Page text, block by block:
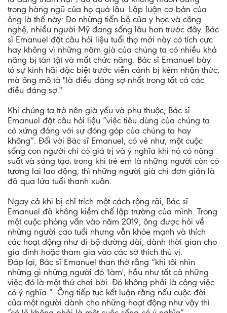
trong hàng ngũ của họ quá lâu. Lập luận cơ bản của
ông là thế này: Do những tiến bộ của y học và công
nghệ, nhiều người Mỹ đang sống lâu hơn trước đây. Bác
sĩ Emanuel đặt câu hỏi liệu tuổi thọ mới này có tích cực
hay không vì những năm già của chúng ta có nhiều khả
năng bị tàn tật và mất chức năng. Bác sĩ Emanuel bày
tỏ sự kinh hãi đặc biệt trước viễn cảnh bị kém nhận thức,
mà ông mô tả "là điều đáng sợ nhất trong tất cả các
điều đáng sợ."
Khi chúng ta trở nên già yếu và phụ thuộc, Bác sĩ
Emanuel đặt câu hỏi liệu “việc tiêu dùng của chúng ta
có xứng đáng với sự đóng góp của chúng ta hay
không”. Đối với Bác sĩ Emanuel, có vẻ như, một cuộc
sống con người chỉ có giá trị và ý nghĩa khi nó có năng
suất và sáng tạo; trong khi trẻ em là những người còn có
tương lai lao động, thì những người già chỉ đơn giản là
đã qua lứa tuổi thanh xuân.
Ngay cả khi bị chỉ trích một cách rộng rãi, Bác sĩ
Emanuel đã không kiềm chế lập trường của mình. Trong
một cuộc phỏng vấn vào năm 2019, ông được hỏi về
những người cao tuổi nhưng vẫn khỏe mạnh và thích
các hoạt động như đi bộ đường dài, dành thời gian cho
gia đình hoặc tham gia vào các sở thích thú vị.
Đáp lại, Bác sĩ Emanuel than thở rằng “khi tôi nhìn
những gì những người đó 'làm', hầu như tất cả những
việc đó là một thứ chơi bời. Đó không phải là công việc
có ý nghĩa ”. Ông tiếp tục kết luận rằng nếu cuộc đời
của một người dành cho những hoạt động như vậy thì